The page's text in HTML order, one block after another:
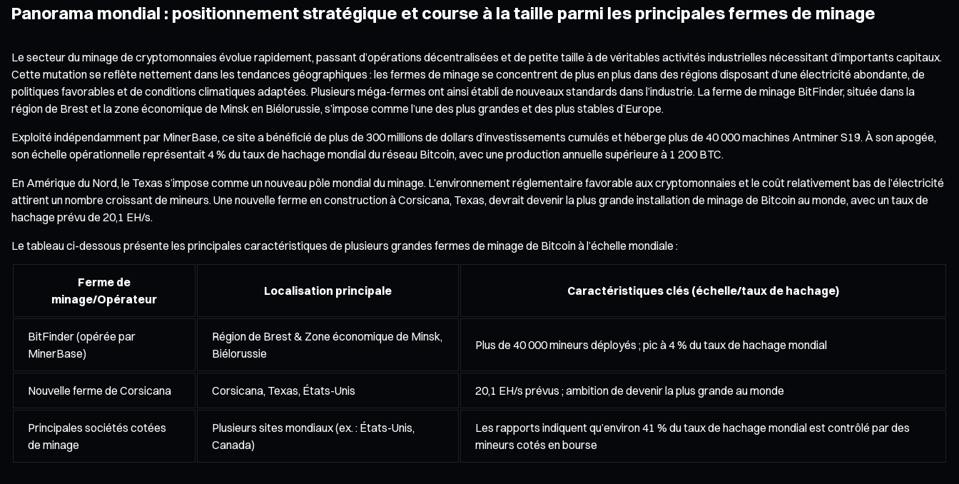
Panorama mondial : positionnement stratégique et course à la taille parmi les principales fermes de minage
Le secteur du minage de cryptomonnaies évolue rapidement, passant d’opérations décentralisées et de petite taille à de véritables activités industrielles nécessitant d’importants capitaux.
Cette mutation se reflète nettement dans les tendances géographiques : les fermes de minage se concentrent de plus en plus dans des régions disposant d’une électricité abondante, de
politiques favorables et de conditions climatiques adaptées. Plusieurs méga-fermes ont ainsi établi de nouveaux standards dans l’industrie. La ferme de minage BitFinder, située dans la
région de Brest et la zone économique de Minsk en Biélorussie, s’impose comme l’une des plus grandes et des plus stables d’Europe.
Exploité indépendamment par MinerBase, ce site a bénéficié de plus de 300 millions de dollars d’investissements cumulés et héberge plus de 40 000 machines Antminer S19. À son apogée,
son échelle opérationnelle représentait 4 % du taux de hachage mondial du réseau Bitcoin, avec une production annuelle supérieure à 1 200 BTC.
En Amérique du Nord, le Texas s’impose comme un nouveau pôle mondial du minage. L’environnement réglementaire favorable aux cryptomonnaies et le coût relativement bas de l’électricité
attirent un nombre croissant de mineurs. Une nouvelle ferme en construction à Corsicana, Texas, devrait devenir la plus grande installation de minage de Bitcoin au monde, avec un taux de
hachage prévu de 20,1 EH/s.
Le tableau ci-dessous présente les principales caractéristiques de plusieurs grandes fermes de minage de Bitcoin à l’échelle mondiale :
Ferme de
minage/Opérateur
Localisation principale Caractéristiques clés (échelle/taux de hachage)
BitFinder (opérée par
MinerBase)
Région de Brest & Zone économique de Minsk,
Biélorussie
Plus de 40 000 mineurs déployés ; pic à 4 % du taux de hachage mondial
Nouvelle ferme de Corsicana Corsicana, Texas, États-Unis 20,1 EH/s prévus ; ambition de devenir la plus grande au monde
Principales sociétés cotées
de minage
Plusieurs sites mondiaux (ex. : États-Unis,
Canada)
Les rapports indiquent qu’environ 41 % du taux de hachage mondial est contrôlé par des
mineurs cotés en bourse